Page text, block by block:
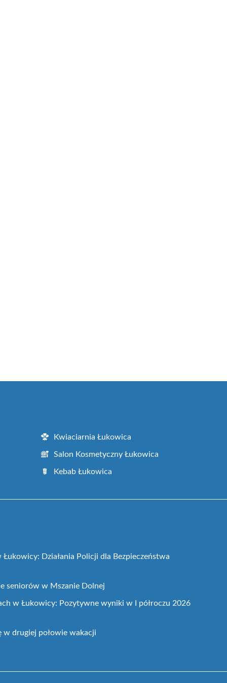
Kwiaciarnia Łukowica
Salon Kosmetyczny Łukowica
Kebab Łukowica
Działania Policji dla Bezpieczeństwa
seniorów w Mszanie Dolnej
w Łukowicy: Pozytywne wyniki w I półroczu 2026
w drugiej połowie wakacji